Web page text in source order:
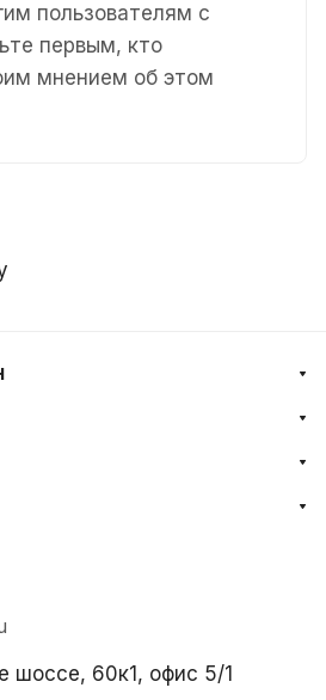
пользователям с
первым, кто
мнением об этом
шоссе, 60к1, офис 5/1